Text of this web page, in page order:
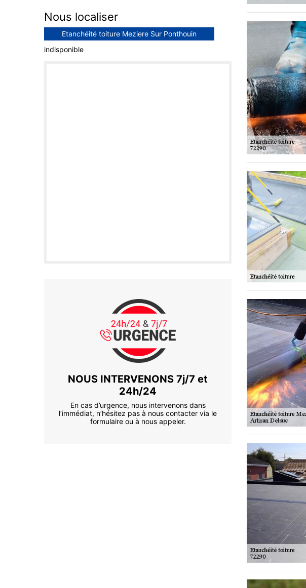
Nous localiser
Etanchéité toiture Meziere Sur Ponthouin
indisponible
NOUS INTERVENONS 7j/7 et
24h/24
En cas d’urgence, nous intervenons dans
l’immédiat, n’hésitez pas à nous contacter via le
formulaire ou à nous appeler.